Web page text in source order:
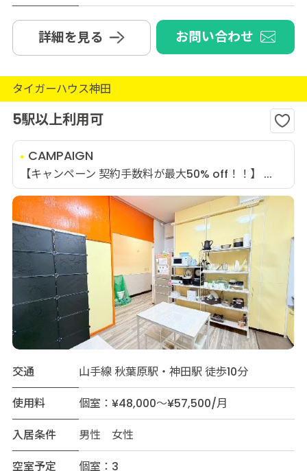
詳細を見る お問い合わせ
タイガーハウス神田
5駅以上利用可
CAMPAIGN
【キャンペーン 契約手数料が最大50% off！！】 ...
交通
山手線 秋葉原駅・神田駅 徒歩10分
使用料
個室：¥48,000～¥57,500/月
入居条件
男性 女性
空室予定
個室：3